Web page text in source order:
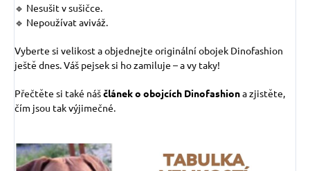
🔹 Nesušit v sušičce.
🔹 Nepoužívat aviváž.
Vyberte si velikost a objednejte originální obojek Dinofashion
ještě dnes. Váš pejsek si ho zamiluje – a vy taky!
Přečtěte si také náščlánek o obojcích Dinofashiona zjistěte,
čím jsou tak výjimečné.